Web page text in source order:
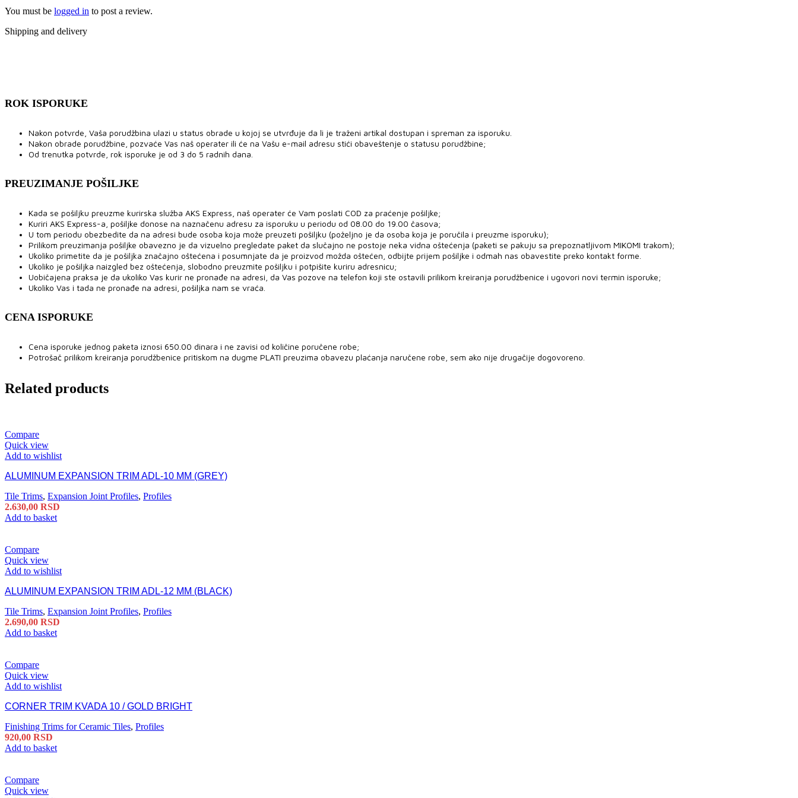
You must be logged in to post a review.
Shipping and delivery
ROK ISPORUKE
Nakon potvrde, Vaša porudžbina ulazi u status obrade u kojoj se utvrđuje da li je traženi artikal dostupan i spreman za isporuku.
Nakon obrade porudžbine, pozvaće Vas naš operater ili će na Vašu e-mail adresu stići obaveštenje o statusu porudžbine;
Od trenutka potvrde, rok isporuke je od 3 do 5 radnih dana.
PREUZIMANJE POŠILJKE
Kada se pošiljku preuzme kurirska služba AKS Express, naš operater će Vam poslati COD za praćenje pošiljke;
Kuriri AKS Express-a, pošiljke donose na naznačenu adresu za isporuku u periodu od 08.00 do 19.00 časova;
U tom periodu obezbedite da na adresi bude osoba koja može preuzeti pošiljku (poželjno je da osoba koja je poručila i preuzme isporuku);
Prilikom preuzimanja pošiljke obavezno je da vizuelno pregledate paket da slučajno ne postoje neka vidna oštećenja (paketi se pakuju sa prepoznatljivom MIKOMI trakom);
Ukoliko primetite da je pošiljka značajno oštećena i posumnjate da je proizvod možda oštećen, odbijte prijem pošiljke i odmah nas obavestite preko kontakt forme.
Ukoliko je pošiljka naizgled bez oštećenja, slobodno preuzmite pošiljku i potpišite kuriru adresnicu;
Uobičajena praksa je da ukoliko Vas kurir ne pronađe na adresi, da Vas pozove na telefon koji ste ostavili prilikom kreiranja porudžbenice i ugovori novi termin isporuke;
Ukoliko Vas i tada ne pronađe na adresi, pošiljka nam se vraća.
CENA ISPORUKE
Cena isporuke jednog paketa iznosi 650.00 dinara i ne zavisi od količine poručene robe;
Potrošač prilikom kreiranja porudžbenice pritiskom na dugme PLATI preuzima obavezu plaćanja naručene robe, sem ako nije drugačije dogovoreno.
Related products
Compare
Quick view
Add to wishlist
ALUMINUM EXPANSION TRIM ADL-10 MM (GREY)
Tile Trims, Expansion Joint Profiles, Profiles
2.630,00 RSD
Add to basket
Compare
Quick view
Add to wishlist
ALUMINUM EXPANSION TRIM ADL-12 MM (BLACK)
Tile Trims, Expansion Joint Profiles, Profiles
2.690,00 RSD
Add to basket
Compare
Quick view
Add to wishlist
CORNER TRIM KVADA 10 / GOLD BRIGHT
Finishing Trims for Ceramic Tiles, Profiles
920,00 RSD
Add to basket
Compare
Quick view